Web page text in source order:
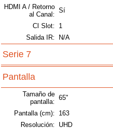
HDMI A / Retorno
al Canal:
Sí
CI Slot:
1
Salida IR:
N/A
Serie 7
Pantalla
Tamaño de
pantalla:
65"
Pantalla (cm):
163
Resolución:
UHD